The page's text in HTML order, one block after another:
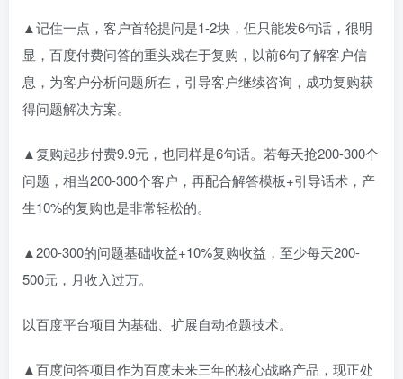
▲记住一点，客户首轮提问是1-2块，但只能发6句话，很明
显，百度付费问答的重头戏在于复购，以前6句了解客户信
息，为客户分析问题所在，引导客户继续咨询，成功复购获
得问题解决方案。
▲复购起步付费9.9元，也同样是6句话。若每天抢200-300个
问题，相当200-300个客户，再配合解答模板+引导话术，产
生10%的复购也是非常轻松的。
▲200-300的问题基础收益+10%复购收益，至少每天200-
500元，月收入过万。
以百度平台项目为基础、扩展自动抢题技术。
▲百度问答项目作为百度未来三年的核心战略产品，现正处